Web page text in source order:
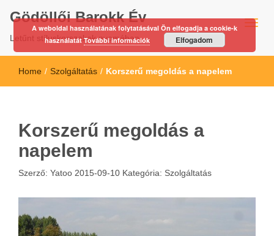
Gödöllői Barokk Év
Letűnt stíluskorszakok nyomában…
Home / Szolgáltatás / Korszerű megoldás a napelem
Korszerű megoldás a
napelem
Szerző: Yatoo 2015-09-10 Kategória: Szolgáltatás
A weboldal használatának folytatásával Ön elfogadja a cookie-k
használatátTovábbi információk Elfogadom